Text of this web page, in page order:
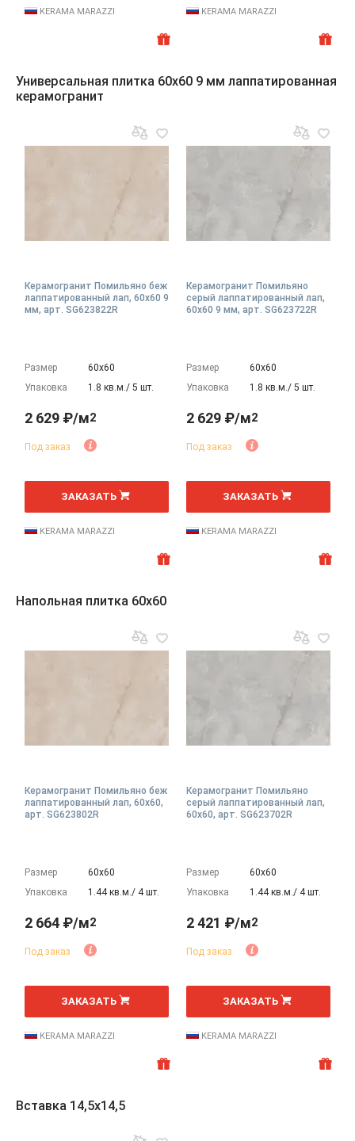
KERAMA MARAZZI KERAMA MARAZZI
Универсальная плитка 60x60 9 мм лаппатированная
керамогранит
Керамогранит Помильяно беж
лаппатированный лап, 60x60 9
мм, арт. SG623822R
Размер
60х60
Упаковка
1.8 кв.м./ 5 шт.
2 629 ₽/м2
Под заказ
м
ЗАКАЗАТЬ
KERAMA MARAZZI
Керамогранит Помильяно
серый лаппатированный лап,
60x60 9 мм, арт. SG623722R
Размер
60х60
Упаковка
1.8 кв.м./ 5 шт.
2 629 ₽/м2
Под заказ
м
ЗАКАЗАТЬ
KERAMA MARAZZI
Напольная плитка 60x60
Керамогранит Помильяно беж
лаппатированный лап, 60x60,
арт. SG623802R
Размер
60х60
Упаковка
1.44 кв.м./ 4 шт.
2 664 ₽/м2
Под заказ
м
ЗАКАЗАТЬ
KERAMA MARAZZI
Керамогранит Помильяно
серый лаппатированный лап,
60x60, арт. SG623702R
Размер
60х60
Упаковка
1.44 кв.м./ 4 шт.
2 421 ₽/м2
Под заказ
м
ЗАКАЗАТЬ
KERAMA MARAZZI
Вставка 14,5x14,5